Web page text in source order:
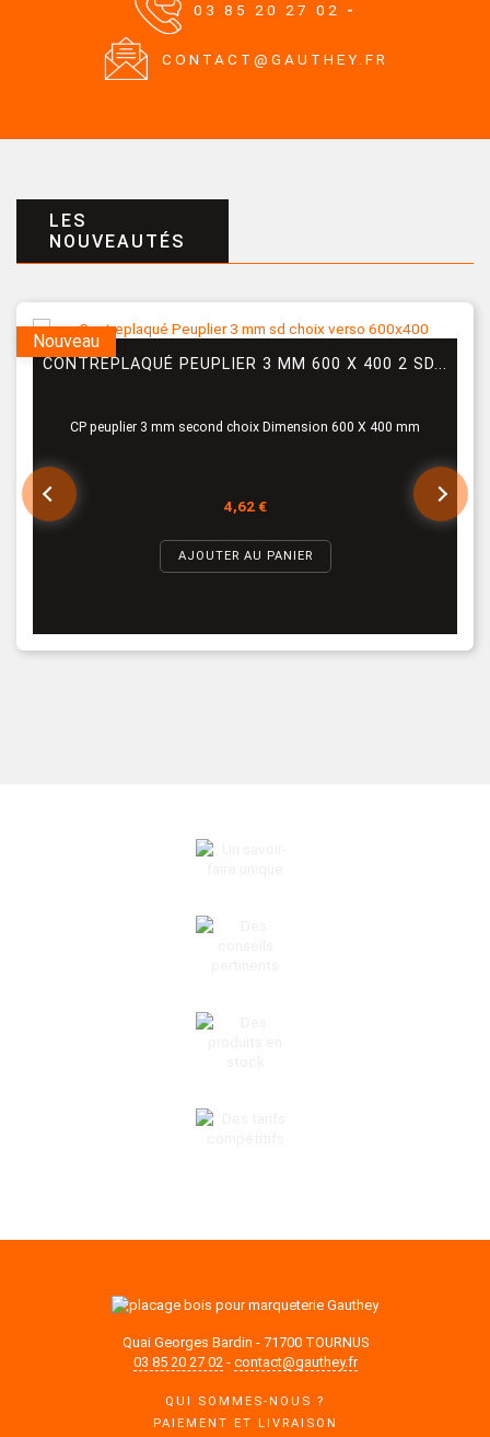
03 85 20 27 02 -
CONTACT@GAUTHEY.FR
LES
NOUVEAUTÉS
CONTREPLAQUÉ PEUPLIER 3 MM 600 X 400 2 SD...
CP peuplier 3 mm second choix Dimension 600 X 400 mm
4,62 €
AJOUTER AU PANIER
Nouveau
Quai Georges Bardin - 71700 TOURNUS
03 85 20 27 02 - contact@gauthey.fr
QUI SOMMES-NOUS ?
PAIEMENT ET LIVRAISON